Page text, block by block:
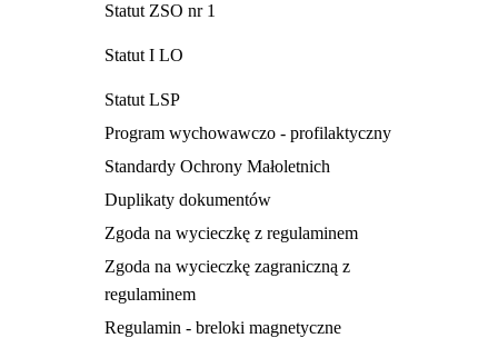
Statut ZSO nr 1
Statut I LO
Statut LSP
Program wychowawczo - profilaktyczny
Standardy Ochrony Małoletnich
Duplikaty dokumentów
Zgoda na wycieczkę z regulaminem
Zgoda na wycieczkę zagraniczną z
regulaminem
Regulamin - breloki magnetyczne